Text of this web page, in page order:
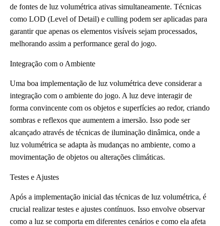
de fontes de luz volumétrica ativas simultaneamente. Técnicas
como LOD (Level of Detail) e culling podem ser aplicadas para
garantir que apenas os elementos visíveis sejam processados,
melhorando assim a performance geral do jogo.
Integração com o Ambiente
Uma boa implementação de luz volumétrica deve considerar a
integração com o ambiente do jogo. A luz deve interagir de
forma convincente com os objetos e superfícies ao redor, criando
sombras e reflexos que aumentem a imersão. Isso pode ser
alcançado através de técnicas de iluminação dinâmica, onde a
luz volumétrica se adapta às mudanças no ambiente, como a
movimentação de objetos ou alterações climáticas.
Testes e Ajustes
Após a implementação inicial das técnicas de luz volumétrica, é
crucial realizar testes e ajustes contínuos. Isso envolve observar
como a luz se comporta em diferentes cenários e como ela afeta